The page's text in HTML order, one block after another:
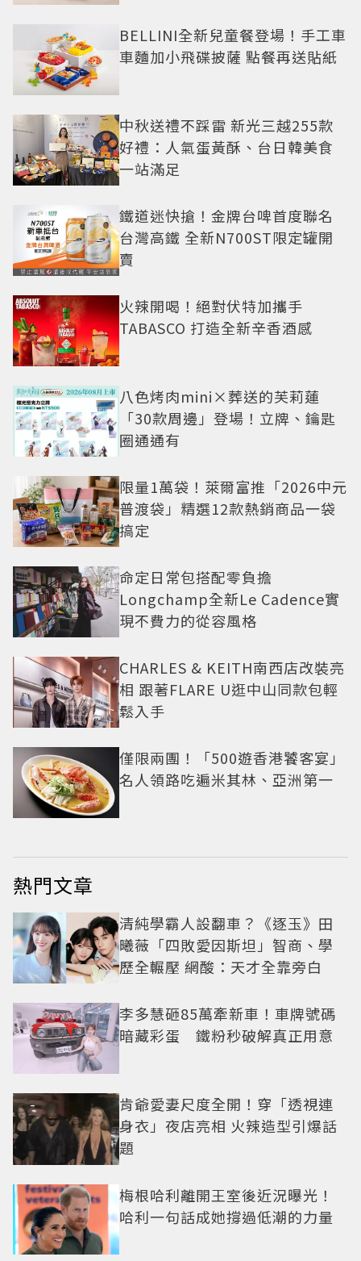
BELLINI全新兒童餐登場！手工車
車麵加小飛碟披薩 點餐再送貼紙
中秋送禮不踩雷 新光三越255款
好禮：人氣蛋黃酥、台日韓美食
一站滿足
鐵道迷快搶！金牌台啤首度聯名
台灣高鐵 全新N700ST限定罐開
賣
火辣開喝！絕對伏特加攜手
TABASCO 打造全新辛香酒感
八色烤肉mini×葬送的芙莉蓮
「30款周邊」登場！立牌、鑰匙
圈通通有
限量1萬袋！萊爾富推「2026中元
普渡袋」精選12款熱銷商品一袋
搞定
命定日常包搭配零負擔
Longchamp全新Le Cadence實
現不費力的從容風格
CHARLES & KEITH南西店改裝亮
相 跟著FLARE U逛中山同款包輕
鬆入手
僅限兩團！「500遊香港饕客宴」
名人領路吃遍米其林、亞洲第一
熱門文章
清純學霸人設翻車？《逐玉》田
曦薇「四敗愛因斯坦」智商、學
歷全輾壓 網酸：天才全靠旁白
李多慧砸85萬牽新車！車牌號碼
暗藏彩蛋 鐵粉秒破解真正用意
肯爺愛妻尺度全開！穿「透視連
身衣」夜店亮相 火辣造型引爆話
題
梅根哈利離開王室後近況曝光！
哈利一句話成她撐過低潮的力量